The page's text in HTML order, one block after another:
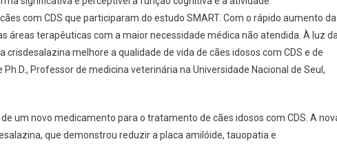
com CDS que participaram do estudo SMART. Com o rápido aumento da
áreas terapêuticas com a maior necessidade médica não atendida. À luz
melhore a qualidade de vida de cães idosos com CDS e de
Ph.D., Professor de medicina veterinária na Universidade Nacional de Seul,
um novo medicamento para o tratamento de cães idosos com CDS. A
que demonstrou reduzir a placa amilóide, tauopatia e